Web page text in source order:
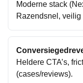
Moderne stack
Razendsnel, veilig
Heldere CTA’s,
(cases/reviews).